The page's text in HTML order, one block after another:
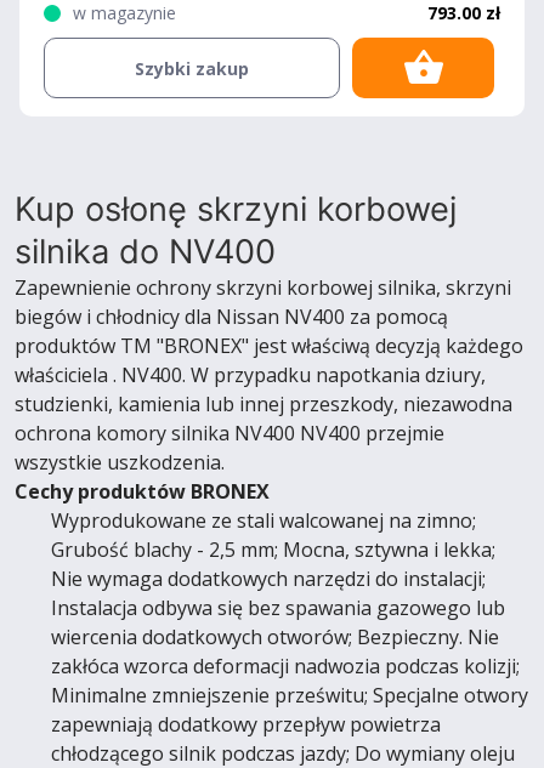
w magazynie
793.00 zł
Szybki zakup
Kup osłonę skrzyni korbowej
silnika do NV400
Zapewnienie ochrony skrzyni korbowej silnika, skrzyni
biegów i chłodnicy dla Nissan NV400 za pomocą
produktów TM "BRONEX" jest właściwą decyzją każdego
właściciela . NV400. W przypadku napotkania dziury,
studzienki, kamienia lub innej przeszkody, niezawodna
ochrona komory silnika NV400 NV400 przejmie
wszystkie uszkodzenia.
Cechy produktów BRONEX
Wyprodukowane ze stali walcowanej na zimno;
Grubość blachy - 2,5 mm; Mocna, sztywna i lekka;
Nie wymaga dodatkowych narzędzi do instalacji;
Instalacja odbywa się bez spawania gazowego lub
wiercenia dodatkowych otworów; Bezpieczny. Nie
zakłóca wzorca deformacji nadwozia podczas kolizji;
Minimalne zmniejszenie prześwitu; Specjalne otwory
zapewniają dodatkowy przepływ powietrza
chłodzącego silnik podczas jazdy; Do wymiany oleju